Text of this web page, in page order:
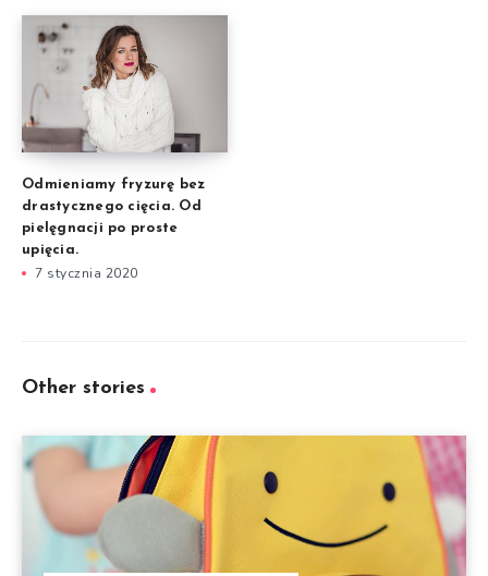
Odmieniamy fryzurę bez
drastycznego cięcia. Od
pielęgnacji po proste
upięcia.
7 stycznia 2020
Other stories